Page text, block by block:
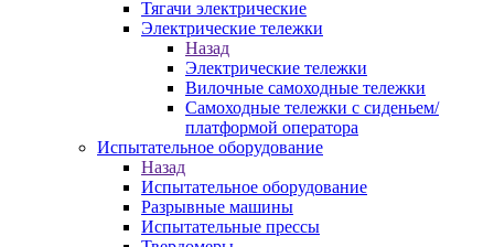
Тягачи электрические
Электрические тележки
Назад
Электрические тележки
Вилочные самоходные тележки
Самоходные тележки с сиденьем/
платформой оператора
Испытательное оборудование
Назад
Испытательное оборудование
Разрывные машины
Испытательные прессы